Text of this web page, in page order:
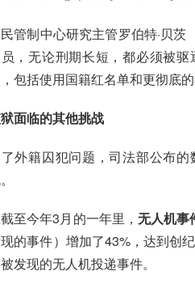
管制中心研究主管罗伯特·贝
，无论刑期长短，都必须被
包括使用国籍红名单和更彻底
面临的其他挑战
外籍囚犯问题，司法部公布
至今年3月的一年里， 无人机事
的事件）增加了43%，达到创
发现的无人机投递事件。